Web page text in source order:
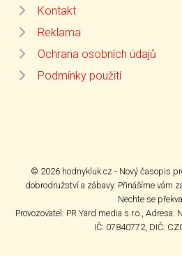
Kontakt
Reklama
Ochrana osobních údajů
Podmínky použití
© 2026 hodnykluk.cz - Nový časopis
dobrodružství a zábavy. Přinášíme vám
Nechte se
Provozovatel: PR Yard media s.r.o., Adresa:
IČ: 07840772, DIČ: